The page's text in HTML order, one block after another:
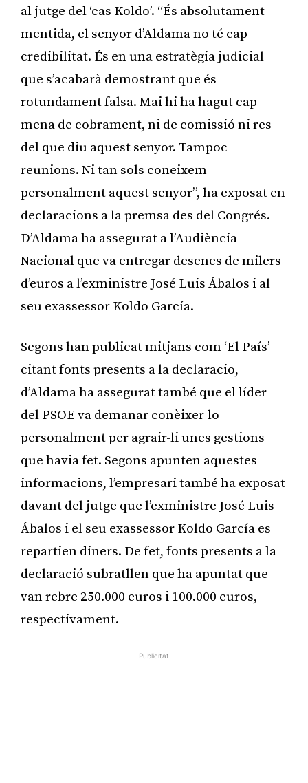
al jutge del ‘cas Koldo’. “És absolutament
mentida, el senyor d’Aldama no té cap
credibilitat. És en una estratègia judicial
que s’acabarà demostrant que és
rotundament falsa. Mai hi ha hagut cap
mena de cobrament, ni de comissió ni res
del que diu aquest senyor. Tampoc
reunions. Ni tan sols coneixem
personalment aquest senyor”, ha exposat en
declaracions a la premsa des del Congrés.
D’Aldama ha assegurat a l’Audiència
Nacional que va entregar desenes de milers
d’euros a l’exministre José Luis Ábalos i al
seu exassessor Koldo García.
Segons han publicat mitjans com ‘El País’
citant fonts presents a la declaracio,
d’Aldama ha assegurat també que el líder
del PSOE va demanar conèixer-lo
personalment per agrair-li unes gestions
que havia fet. Segons apunten aquestes
informacions, l’empresari també ha exposat
davant del jutge que l’exministre José Luis
Ábalos i el seu exassessor Koldo García es
repartien diners. De fet, fonts presents a la
declaració subratllen que ha apuntat que
van rebre 250.000 euros i 100.000 euros,
respectivament.
Publicitat